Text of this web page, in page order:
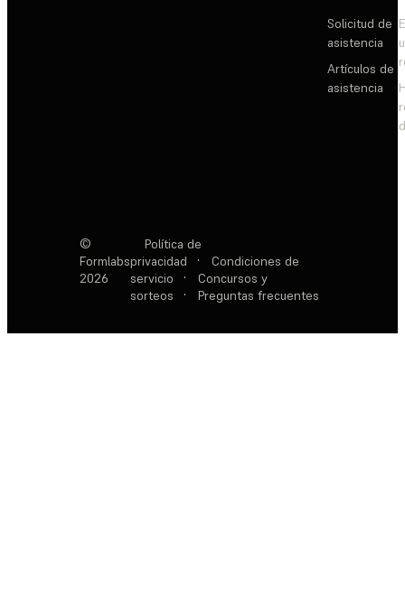
Solicitud de
asistencia
Artículos de
asistencia
©
Formlabs
2026
Política de
privacidad
·
Condiciones de
servicio
·
Concursos y
sorteos
· Preguntas frecuentes